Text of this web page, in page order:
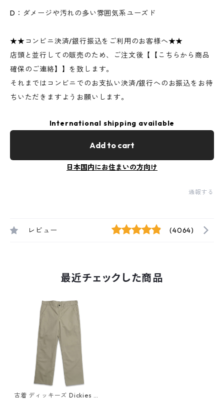
D：ダメージや汚れの多い雰囲気系ユーズド
★★コンビニ決済/銀行振込をご利用のお客様へ★★
店頭と並行しての販売のため、ご注文後【【こちらから商品
確保のご連絡】】を致します。
それまではコンビニでのお支払い決済/銀行へのお振込をお待
ちいただきますようお願いします。
International shipping available
Add to cart
日本国内にお住まいの方向け
通報する
レビュー (4064)
最近チェックした商品
古着 ディッキーズ Dickies ワ